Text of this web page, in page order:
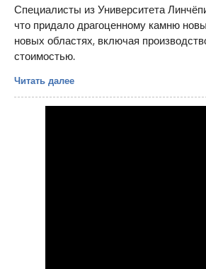
Специалисты из Университета
что придало драгоценному камню
новых областях, включая
стоимостью.
Читать далее